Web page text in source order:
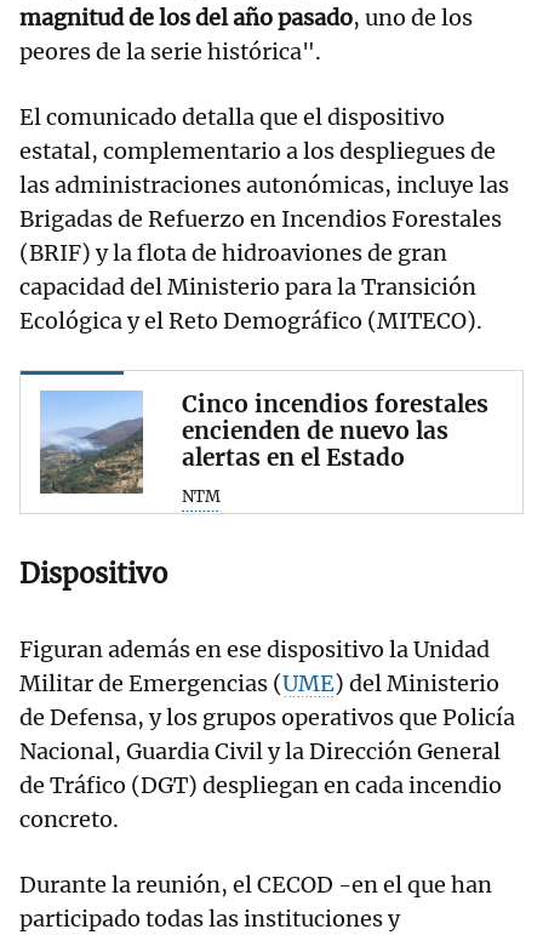
magnitud de los del año pasado, uno de los
peores de la serie histórica".
El comunicado detalla que el dispositivo
estatal, complementario a los despliegues de
las administraciones autonómicas, incluye las
Brigadas de Refuerzo en Incendios Forestales
(BRIF) y la flota de hidroaviones de gran
capacidad del Ministerio para la Transición
Ecológica y el Reto Demográfico (MITECO).
Cinco incendios forestales
encienden de nuevo las
alertas en el Estado
NTM
Dispositivo
Figuran además en ese dispositivo la Unidad
Militar de Emergencias (UME) del Ministerio
de Defensa, y los grupos operativos que Policía
Nacional, Guardia Civil y la Dirección General
de Tráfico (DGT) despliegan en cada incendio
concreto.
Durante la reunión, el CECOD -en el que han
participado todas las instituciones y